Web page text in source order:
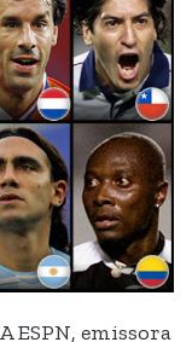
A ESPN, emissora